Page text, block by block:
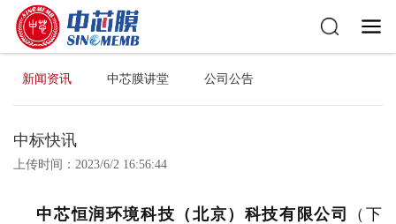
新闻资讯 中芯膜讲堂 公司公告
中标快讯
上传时间：2023/6/2 16:56:44
中芯恒润环境科技（北京）科技有限公司
（下